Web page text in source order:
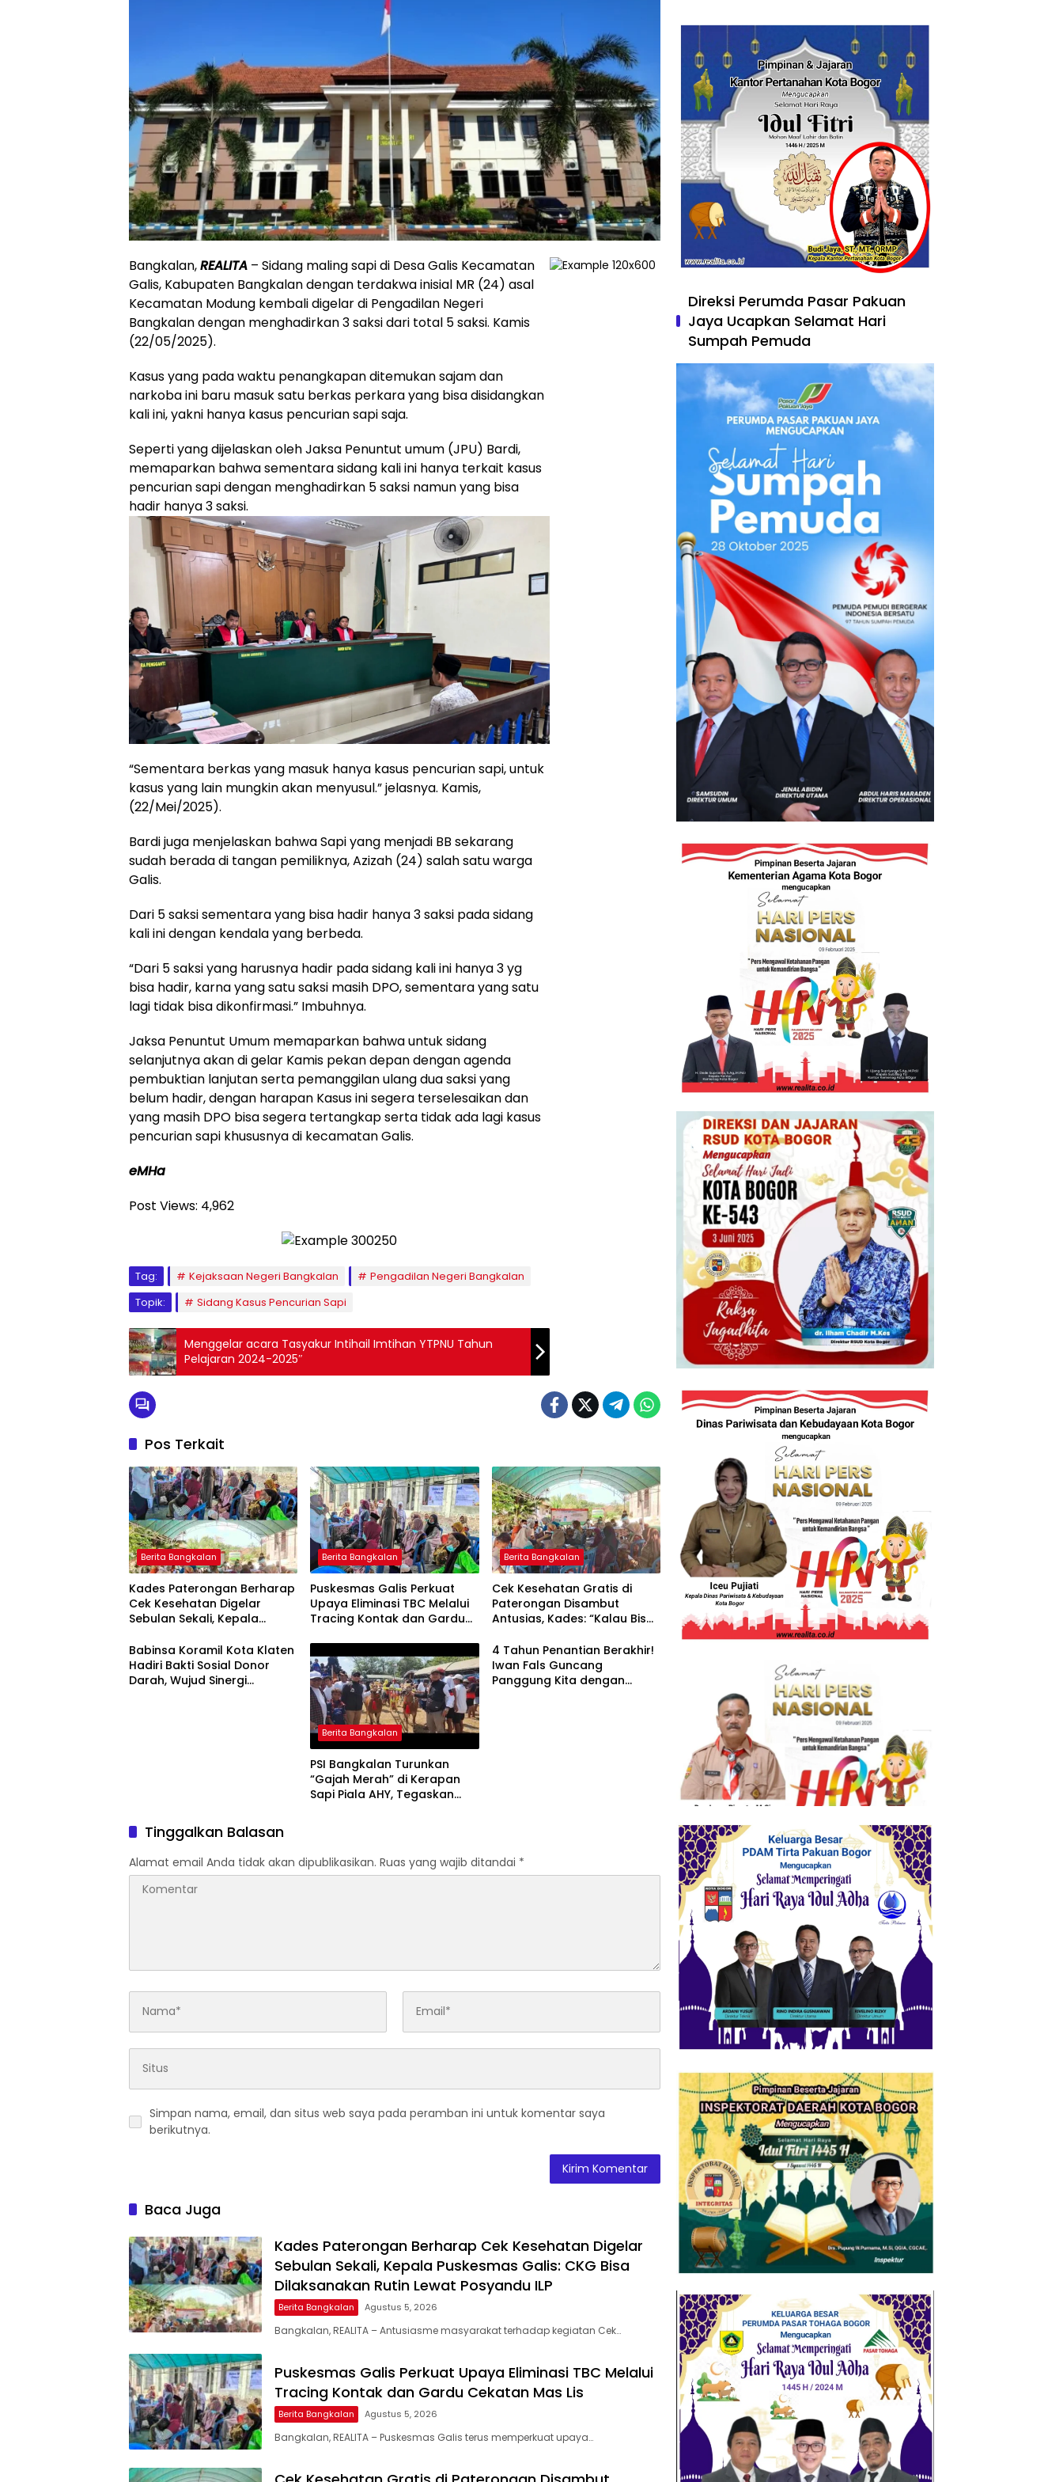
Bangkalan,REALITA – Sidang maling sapi di Desa Galis Kecamatan
Galis, Kabupaten Bangkalan dengan terdakwa inisial MR (24) asal
Kecamatan Modung kembali digelar di Pengadilan Negeri
Bangkalan dengan menghadirkan 3 saksi dari total 5 saksi. Kamis
(22/05/2025).
Kasus yang pada waktu penangkapan ditemukan sajam dan
narkoba ini baru masuk satu berkas perkara yang bisa disidangkan
kali ini, yakni hanya kasus pencurian sapi saja.
Seperti yang dijelaskan oleh Jaksa Penuntut umum (JPU) Bardi,
memaparkan bahwa sementara sidang kali ini hanya terkait kasus
pencurian sapi dengan menghadirkan 5 saksi namun yang bisa
hadir hanya 3 saksi.
“Sementara berkas yang masuk hanya kasus pencurian sapi, untuk
kasus yang lain mungkin akan menyusul.” jelasnya. Kamis,
(22/Mei/2025).
Bardi juga menjelaskan bahwa Sapi yang menjadi BB sekarang
sudah berada di tangan pemiliknya, Azizah (24) salah satu warga
Galis.
Dari 5 saksi sementara yang bisa hadir hanya 3 saksi pada sidang
kali ini dengan kendala yang berbeda.
“Dari 5 saksi yang harusnya hadir pada sidang kali ini hanya 3 yg
bisa hadir, karna yang satu saksi masih DPO, sementara yang satu
lagi tidak bisa dikonfirmasi.” Imbuhnya.
Jaksa Penuntut Umum memaparkan bahwa untuk sidang
selanjutnya akan di gelar Kamis pekan depan dengan agenda
pembuktian lanjutan serta pemanggilan ulang dua saksi yang
belum hadir, dengan harapan Kasus ini segera terselesaikan dan
yang masih DPO bisa segera tertangkap serta tidak ada lagi kasus
pencurian sapi khususnya di kecamatan Galis.
eMHa
Post Views: 4,962
Tag: Kejaksaan Negeri Bangkalan
Pengadilan Negeri Bangkalan
Topik:
Sidang Kasus Pencurian Sapi
Menggelar acara Tasyakur Intihail Imtihan YTPNU Tahun
Pelajaran 2024-2025″
Pos Terkait
Berita Bangkalan
Kades Paterongan Berharap
Cek Kesehatan Digelar
Sebulan Sekali, Kepala
Dilaksanakan Rutin Lewat
Posyandu ILP
Berita Bangkalan
Puskesmas Galis Perkuat
Upaya Eliminasi TBC Melalui
Tracing Kontak dan Gardu
Berita Bangkalan
Cek Kesehatan Gratis di
Paterongan Disambut
Antusias, Kades: “Kalau Bisa
Babinsa Koramil Kota Klaten
Hadiri Bakti Sosial Donor
Darah, Wujud Sinergi
Berita Bangkalan
PSI Bangkalan Turunkan
“Gajah Merah” di Kerapan
Sapi Piala AHY, Tegaskan
4 Tahun Penantian Berakhir!
Iwan Fals Guncang
Panggung Kita dengan
Tinggalkan Balasan
Alamat email Anda tidak akan dipublikasikan. Ruas yang wajib ditandai *
Simpan nama, email, dan situs web saya pada peramban ini untuk komentar saya
berikutnya.
Baca Juga
Kades Paterongan Berharap Cek Kesehatan Digelar
Sebulan Sekali, Kepala Puskesmas Galis: CKG Bisa
Dilaksanakan Rutin Lewat Posyandu ILP
Berita Bangkalan Agustus 5, 2026
Bangkalan, REALITA – Antusiasme masyarakat terhadap kegiatan Cek…
Puskesmas Galis Perkuat Upaya Eliminasi TBC Melalui
Tracing Kontak dan Gardu Cekatan Mas Lis
Berita Bangkalan Agustus 5, 2026
Bangkalan, REALITA – Puskesmas Galis terus memperkuat upaya…
Direksi Perumda Pasar Pakuan
Jaya Ucapkan Selamat Hari
Sumpah Pemuda